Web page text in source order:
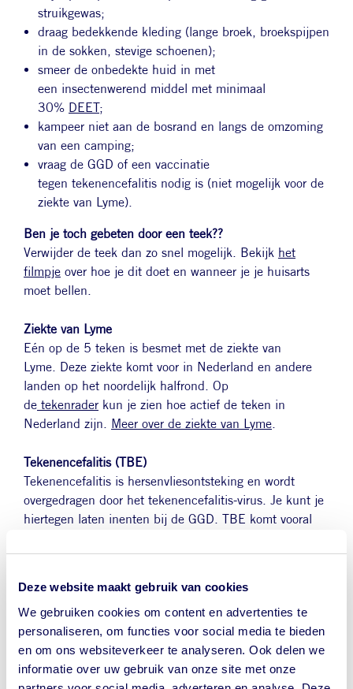
Deze website maakt gebruik van cookies
We gebruiken cookies om content en advertenties te
personaliseren, om functies voor social media te bieden
en om ons websiteverkeer te analyseren. Ook delen we
informatie over uw gebruik van onze site met onze
struikgewas;
draag bedekkende kleding (lange broek, broekspijpen
in de sokken, stevige schoenen);
smeer de onbedekte huid in met
een insectenwerend middel met minimaal
30% DEET;
kampeer niet aan de bosrand en langs de omzoming
van een camping;
vraag de GGD of een vaccinatie
tegen tekenencefalitis nodig is (niet mogelijk voor de
ziekte van Lyme).
Ben je toch gebeten door een teek??
Verwijder de teek dan zo snel mogelijk. Bekijk het
filmpje over hoe je dit doet en wanneer je je huisarts
moet bellen.
Ziekte van Lyme
Eén op de 5 teken is besmet met de ziekte van
Lyme. Deze ziekte komt voor in Nederland en andere
landen op het noordelijk halfrond. Op
de tekenrader kun je zien hoe actief de teken in
Nederland zijn. Meer over de ziekte van Lyme.
Tekenencefalitis (TBE)
Tekenencefalitis is hersenvliesontsteking en wordt
overgedragen door het tekenencefalitis-virus. Je kunt je
hiertegen laten inenten bij de GGD. TBE komt vooral
Europa. De Aziatische variant komt voor in grote delen
je van plan bent om de natuur in Europa te verkennen,
vraag dan bij de GGD ofvaccinatie tegen
Tekenencefalitis nodig is.
In Nederland is de kans op TBE vrij klein.Meer over